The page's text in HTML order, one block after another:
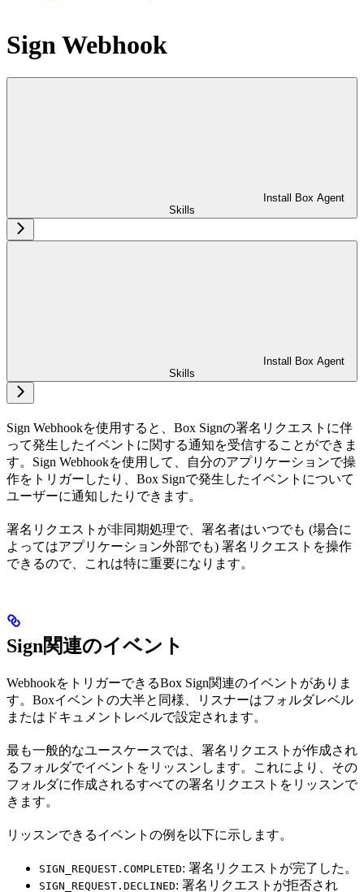
Sign Webhook
Install Box Agent
Skills
Install Box Agent
Skills
Sign Webhookを使用すると、Box Signの署名リクエストに伴
って発生したイベントに関する通知を受信することができま
す。Sign Webhookを使用して、自分のアプリケーションで操
作をトリガーしたり、Box Signで発生したイベントについて
ユーザーに通知したりできます。
署名リクエストが非同期処理で、署名者はいつでも (場合に
よってはアプリケーション外部でも) 署名リクエストを操作
できるので、これは特に重要になります。
Sign関連のイベント
WebhookをトリガーできるBox Sign関連のイベントがありま
す。Boxイベントの大半と同様、リスナーはフォルダレベル
またはドキュメントレベルで設定されます。
最も一般的なユースケースでは、署名リクエストが作成され
るフォルダでイベントをリッスンします。これにより、その
フォルダに作成されるすべての署名リクエストをリッスンで
きます。
リッスンできるイベントの例を以下に示します。
SIGN_REQUEST.COMPLETED: 署名リクエストが完了した。
SIGN_REQUEST.DECLINED: 署名リクエストが拒否され